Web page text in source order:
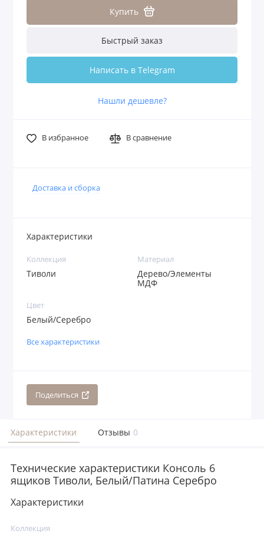
Купить
Быстрый заказ
Написать в Telegram
Нашли дешевле?
В избранное В сравнение
Доставка и сборка
Характеристики
Коллекция
Тиволи
Материал
Дерево/Элементы
МДФ
Цвет
Белый/Серебро
Все характеристики
Поделиться
Характеристики Отзывы 0
Технические характеристики Консоль 6
ящиков Тиволи, Белый/Патина Серебро
Характеристики
Коллекция